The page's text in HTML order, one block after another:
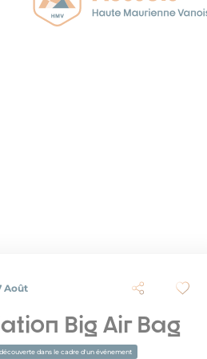
Août
Big Air Bag
dans le cadre d'un événement